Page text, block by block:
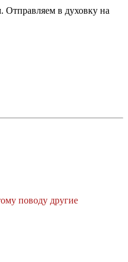
Отправляем в духовку на
поводу другие